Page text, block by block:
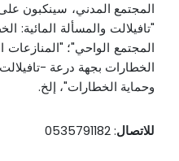
المجتمع المدني، سينكبون
"تافيلالت والمسألة المائية:
المجتمع الواحي"؛
الخطارات بجهة درعة -
وحماية الخطارات"، إلخ.
للاتصال: 0535791182